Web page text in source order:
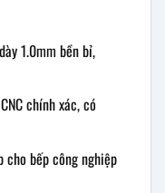
1.0mm bền bỉ,
chính xác, có
bếp công nghiệp